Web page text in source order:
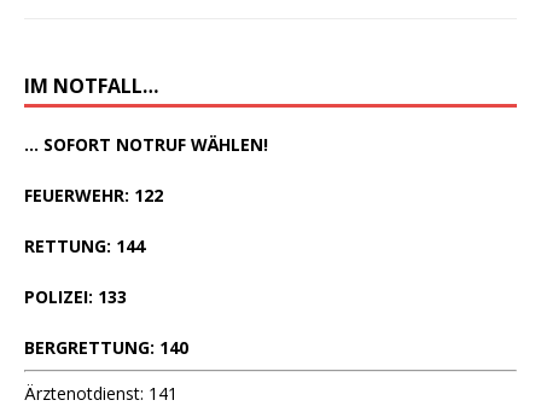
IM NOTFALL…
... SOFORT NOTRUF WÄHLEN!
FEUERWEHR: 122
RETTUNG: 144
POLIZEI: 133
BERGRETTUNG: 140
Ärztenotdienst: 141